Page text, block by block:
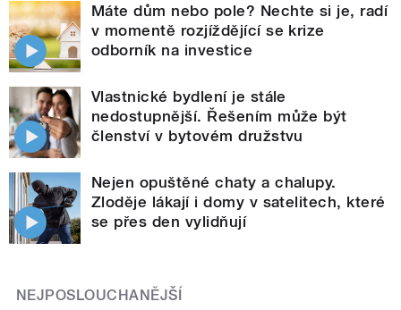
Máte dům nebo pole? Nechte si je, radí
v momentě rozjíždějící se krize
odborník na investice
Vlastnické bydlení je stále
nedostupnější. Řešením může být
členství v bytovém družstvu
Nejen opuštěné chaty a chalupy.
Zloděje lákají i domy v satelitech, které
se přes den vylidňují
NEJPOSLOUCHANĚJŠÍ